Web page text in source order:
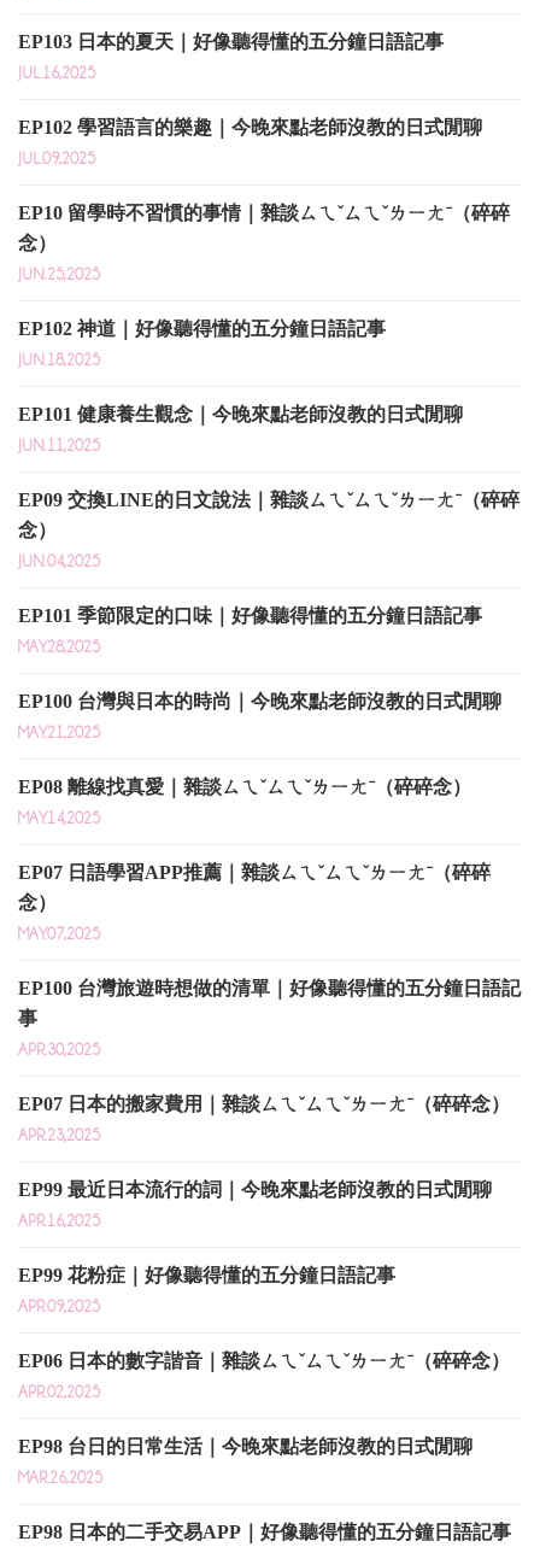
EP103 日本的夏天｜好像聽得懂的五分鐘日語記事
JUL.16,2025
EP102 學習語言的樂趣｜今晚來點老師沒教的日式閒聊
JUL.09,2025
EP10 留學時不習慣的事情｜雜談ㄙㄟˇㄙㄟˇㄌㄧㄤˉ（碎碎
念）
JUN.25,2025
EP102 神道｜好像聽得懂的五分鐘日語記事
JUN.18,2025
EP101 健康養生觀念｜今晚來點老師沒教的日式閒聊
JUN.11,2025
EP09 交換LINE的日文說法｜雜談ㄙㄟˇㄙㄟˇㄌㄧㄤˉ（碎碎
念）
JUN.04,2025
EP101 季節限定的口味｜好像聽得懂的五分鐘日語記事
MAY.28,2025
EP100 台灣與日本的時尚｜今晚來點老師沒教的日式閒聊
MAY.21,2025
EP08 離線找真愛｜雜談ㄙㄟˇㄙㄟˇㄌㄧㄤˉ（碎碎念）
MAY.14,2025
EP07 日語學習APP推薦｜雜談ㄙㄟˇㄙㄟˇㄌㄧㄤˉ（碎碎
念）
MAY.07,2025
EP100 台灣旅遊時想做的清單｜好像聽得懂的五分鐘日語記
事
APR.30,2025
EP07 日本的搬家費用｜雜談ㄙㄟˇㄙㄟˇㄌㄧㄤˉ（碎碎念）
APR.23,2025
EP99 最近日本流行的詞｜今晚來點老師沒教的日式閒聊
APR.16,2025
EP99 花粉症｜好像聽得懂的五分鐘日語記事
APR.09,2025
EP06 日本的數字諧音｜雜談ㄙㄟˇㄙㄟˇㄌㄧㄤˉ（碎碎念）
APR.02,2025
EP98 台日的日常生活｜今晚來點老師沒教的日式閒聊
MAR.26,2025
EP98 日本的二手交易APP｜好像聽得懂的五分鐘日語記事